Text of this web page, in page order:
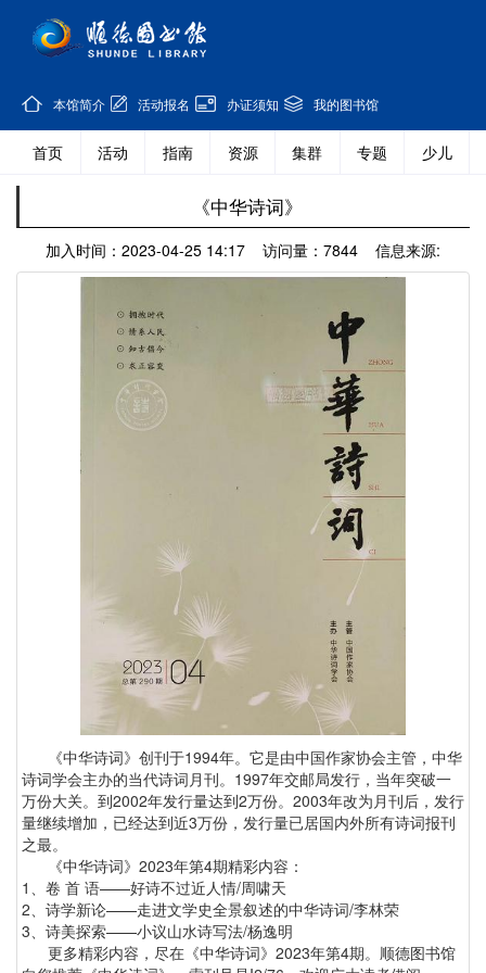
本馆简介 活动报名 办证须知 我的图书馆
首页 活动 指南 资源 集群 专题 少儿
《中华诗词》
加入时间：2023-04-25 14:17 访问量：7844 信息来源:
《中华诗词》创刊于1994年。它是由中国作家协会主管，中华
诗词学会主办的当代诗词月刊。1997年交邮局发行，当年突破一
万份大关。到2002年发行量达到2万份。2003年改为月刊后，发行
量继续增加，已经达到近3万份，发行量已居国内外所有诗词报刊
之最。
《中华诗词》2023年第4期精彩内容：
1、卷 首 语——好诗不过近人情/周啸天
2、诗学新论——走进文学史全景叙述的中华诗词/李林荣
3、诗美探索——小议山水诗写法/杨逸明
更多精彩内容，尽在《中华诗词》2023年第4期。顺德图书馆